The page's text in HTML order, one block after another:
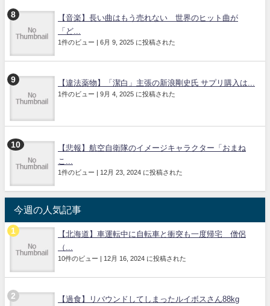
【音楽】長い曲はもう売れない 世界のヒット曲が
「ど...
1件のビュー 6月 9, 2025 に投稿された
【違法薬物】「潔白」主張の新浪剛史氏 サプリ購入は...
1件のビュー 9月 4, 2025 に投稿された
【悲報】航空自衛隊のイメージキャラクター「おまね
こ...
1件のビュー 12月 23, 2024 に投稿された
今週の人気記事
【北海道】車運転中に自転車と衝突も一度帰宅 僧侶
（...
10件のビュー 12月 16, 2024 に投稿された
【過食】リバウンドしてしまったルイボスさん88kg